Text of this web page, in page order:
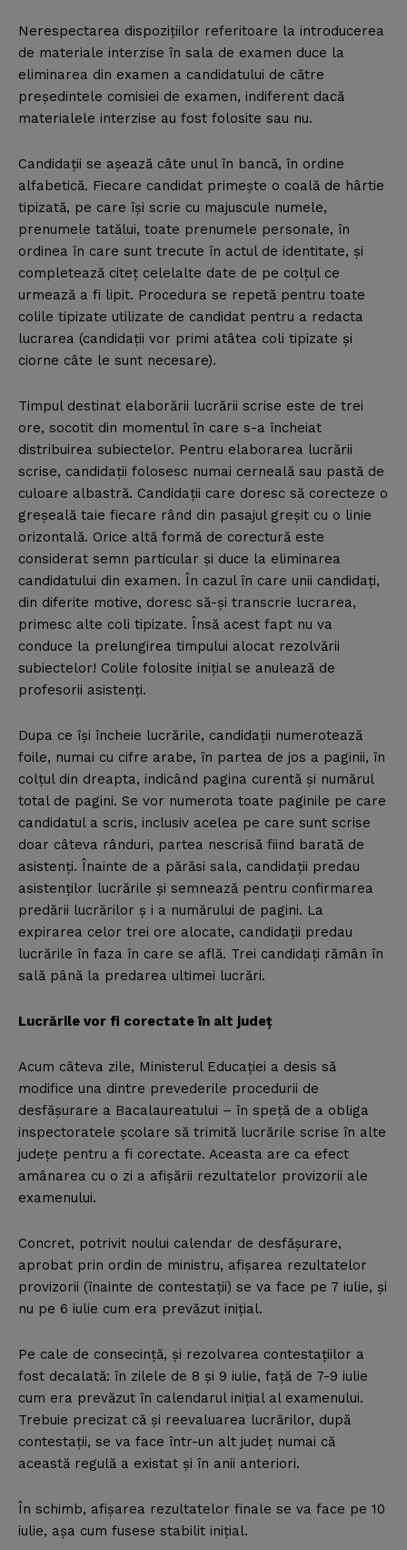
Nerespectarea dispoziţiilor referitoare la introducerea
de materiale interzise în sala de examen duce la
eliminarea din examen a candidatului de către
preşedintele comisiei de examen, indiferent dacă
materialele interzise au fost folosite sau nu.
Candidaţii se aşează câte unul în bancă, în ordine
alfabetică. Fiecare candidat primeşte o coală de hârtie
tipizată, pe care îşi scrie cu majuscule numele,
prenumele tatălui, toate prenumele personale, în
ordinea în care sunt trecute în actul de identitate, şi
completează citeţ celelalte date de pe colţul ce
urmează a fi lipit. Procedura se repetă pentru toate
colile tipizate utilizate de candidat pentru a redacta
lucrarea (candidaţii vor primi atâtea coli tipizate şi
ciorne câte le sunt necesare).
Timpul destinat elaborării lucrării scrise este de trei
ore, socotit din momentul în care s-a încheiat
distribuirea subiectelor. Pentru elaborarea lucrării
scrise, candidaţii folosesc numai cerneală sau pastă de
culoare albastră. Candidaţii care doresc să corecteze o
greşeală taie fiecare rând din pasajul greşit cu o linie
orizontală. Orice altă formă de corectură este
considerat semn particular şi duce la eliminarea
candidatului din examen. În cazul în care unii candidaţi,
din diferite motive, doresc să-şi transcrie lucrarea,
primesc alte coli tipizate. Însă acest fapt nu va
conduce la prelungirea timpului alocat rezolvării
subiectelor! Colile folosite iniţial se anulează de
profesorii asistenţi.
Dupa ce îşi încheie lucrările, candidaţii numerotează
foile, numai cu cifre arabe, în partea de jos a paginii, în
colţul din dreapta, indicând pagina curentă şi numărul
total de pagini. Se vor numerota toate paginile pe care
candidatul a scris, inclusiv acelea pe care sunt scrise
doar câteva rânduri, partea nescrisă fiind barată de
asistenţi. Înainte de a părăsi sala, candidaţii predau
asistenţilor lucrările şi semnează pentru confirmarea
predării lucrărilor ş i a numărului de pagini. La
expirarea celor trei ore alocate, candidaţii predau
lucrările în faza în care se află. Trei candidaţi rămân în
sală până la predarea ultimei lucrări.
Lucrările vor fi corectate în alt judeţ
Acum câteva zile, Ministerul Educaţiei a desis să
modifice una dintre prevederile procedurii de
desfăşurare a Bacalaureatului – în speţă de a obliga
inspectoratele şcolare să trimită lucrările scrise în alte
judeţe pentru a fi corectate. Aceasta are ca efect
amânarea cu o zi a afişării rezultatelor provizorii ale
examenului.
Concret, potrivit noului calendar de desfăşurare,
aprobat prin ordin de ministru, afişarea rezultatelor
provizorii (înainte de contestaţii) se va face pe 7 iulie, şi
nu pe 6 iulie cum era prevăzut iniţial.
Pe cale de consecinţă, şi rezolvarea contestaţiilor a
fost decalată: în zilele de 8 şi 9 iulie, faţă de 7-9 iulie
cum era prevăzut în calendarul iniţial al examenului.
Trebuie precizat că şi reevaluarea lucrărilor, după
contestaţii, se va face într-un alt judeţ numai că
această regulă a existat şi în anii anteriori.
În schimb, afişarea rezultatelor finale se va face pe 10
iulie, aşa cum fusese stabilit iniţial.